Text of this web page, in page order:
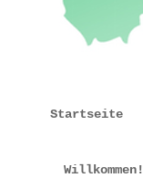
Startseite
Willkommen!